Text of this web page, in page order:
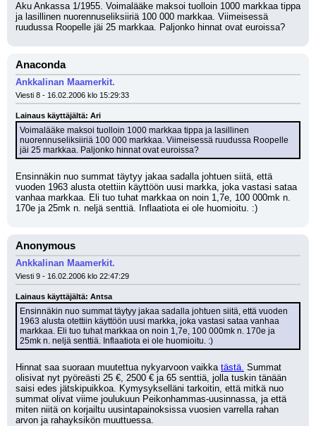
Aku Ankassa 1/1955. Voimalääke maksoi tuolloin 1000 markkaa tippa
ja lasillinen nuorennuseliksiiriä 100 000 markkaa. Viimeisessä
ruudussa Roopelle jäi 25 markkaa. Paljonko hinnat ovat euroissa?
Anaconda
Ankkalinan Maamerkit.
Viesti 8 - 16.02.2006 klo 15:29:33
Lainaus käyttäjältä: Ari
Voimalääke maksoi tuolloin 1000 markkaa tippa ja lasillinen
nuorennuseliksiiriä 100 000 markkaa. Viimeisessä ruudussa Roopelle
jäi 25 markkaa. Paljonko hinnat ovat euroissa?
Ensinnäkin nuo summat täytyy jakaa sadalla johtuen siitä, että
vuoden 1963 alusta otettiin käyttöön uusi markka, joka vastasi sataa
vanhaa markkaa. Eli tuo tuhat markkaa on noin 1,7e, 100 000mk n.
170e ja 25mk n. neljä senttiä. Inflaatiota ei ole huomioitu. :)
Anonymous
Ankkalinan Maamerkit.
Viesti 9 - 16.02.2006 klo 22:47:29
Lainaus käyttäjältä: Antsa
Ensinnäkin nuo summat täytyy jakaa sadalla johtuen siitä, että vuoden
1963 alusta otettiin käyttöön uusi markka, joka vastasi sataa vanhaa
markkaa. Eli tuo tuhat markkaa on noin 1,7e, 100 000mk n. 170e ja
25mk n. neljä senttiä. Inflaatiota ei ole huomioitu. :)
Hinnat saa suoraan muutettua nykyarvoon vaikka tästä. Summat
olisivat nyt pyöreästi 25 €, 2500 € ja 65 senttiä, jolla tuskin tänään
saisi edes jätskipuikkoa. Kymysykselläni tarkoitin, että mitkä nuo
summat olivat viime joulukuun Peikonhammas-uusinnassa, ja että
miten niitä on korjailtu uusintapainoksissa vuosien varrella rahan
arvon ja rahayksikön muuttuessa.